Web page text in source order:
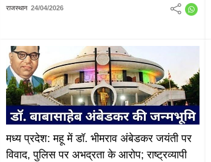
राजस्थान 24/04/2026
मध्य प्रदेश: महू में डॉ. भीमराव अंबेडकर जयंती पर
विवाद, पुलिस पर अभद्रता के आरोप; राष्ट्रव्यापी